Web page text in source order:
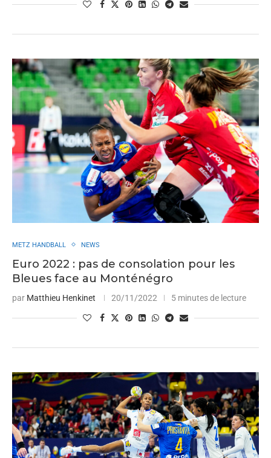
METZ HANDBALL NEWS
Euro 2022 : pas de consolation pour les
Bleues face au Monténégro
par Matthieu Henkinet 20/11/2022 5 minutes de lecture